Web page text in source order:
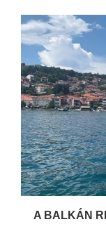
A BALKÁN